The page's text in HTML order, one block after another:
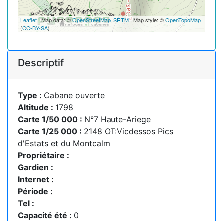
Leaflet| Map data: ©OpenStreetMap, SRTM| Map style: ©OpenTopoMap
(CC-BY-SA)
Descriptif
Type : Cabane ouverte
Altitude : 1798
Carte 1/50 000 : N°7 Haute-Ariege
Carte 1/25 000 : 2148 OT:Vicdessos Pics
d'Estats et du Montcalm
Propriétaire :
Gardien :
Internet :
Période :
Tel :
Capacité été : 0